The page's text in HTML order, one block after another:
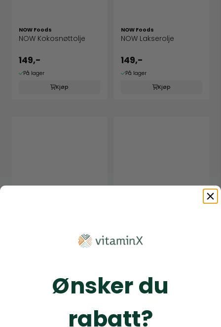
NOW Foods
NOW Kokosnøttolje
149,-
På lager
Kjøp
NOW Foods
NOW Lakserolje
149,-
På lager
Kjøp
Ønsker du
rabatt?